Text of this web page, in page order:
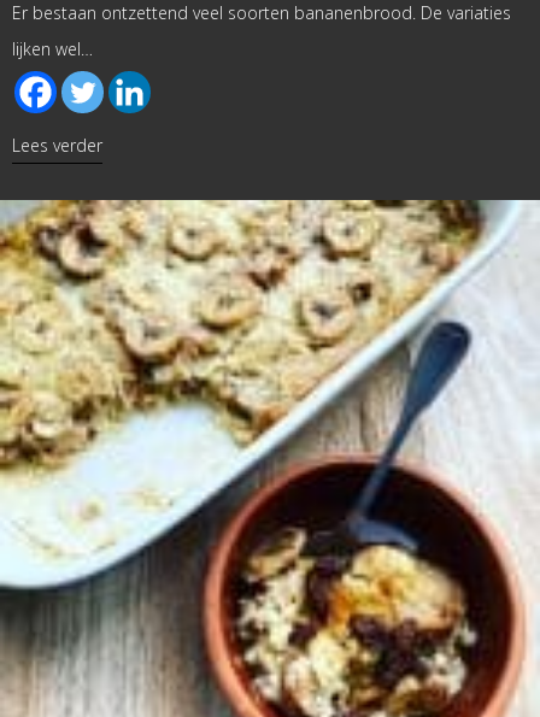
Er bestaan ontzettend veel soorten bananenbrood. De variaties
lijken wel…
Lees verderabout Bananenbrood met pompoenpuree